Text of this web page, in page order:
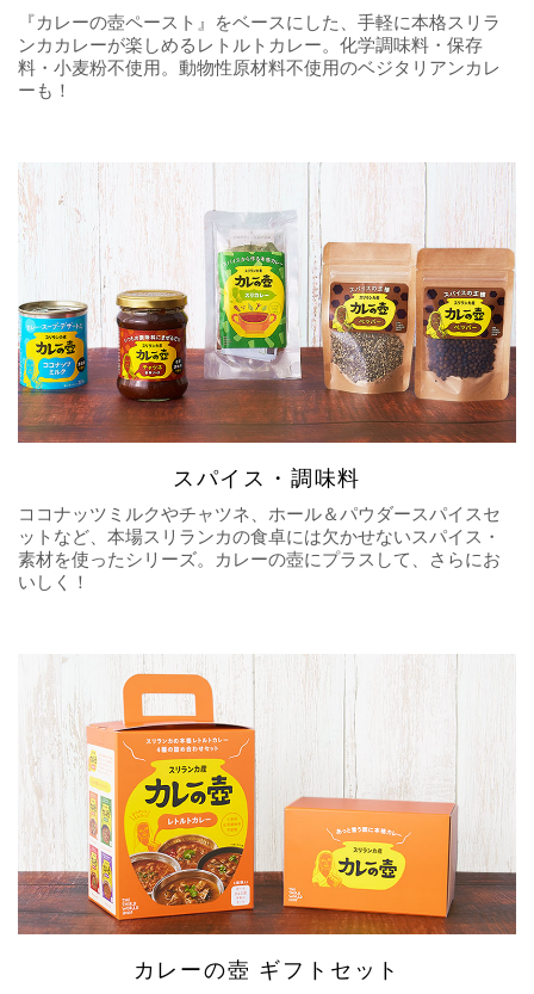
『カレーの壺ペースト』をベースにした、手軽に本格スリラ
ンカカレーが楽しめるレトルトカレー。化学調味料・保存
料・小麦粉不使用。動物性原材料不使用のベジタリアンカレ
ーも！
スパイス・調味料
ココナッツミルクやチャツネ、ホール＆パウダースパイスセ
ットなど、本場スリランカの食卓には欠かせないスパイス・
素材を使ったシリーズ。カレーの壺にプラスして、さらにお
いしく！
カレーの壺 ギフトセット